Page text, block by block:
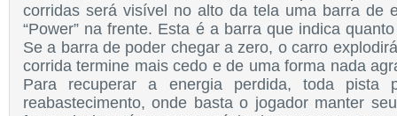
corridas será visível no alto da tela uma barra de
“Power” na frente. Esta é a barra que indica
Se a barra de poder chegar a zero, o carro
corrida termine mais cedo e de uma forma nada
Para recuperar a energia perdida, toda pista
reabastecimento, onde basta o jogador manter